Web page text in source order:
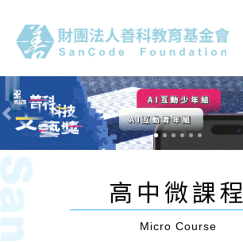
Previous
高中微課程
Micro Course